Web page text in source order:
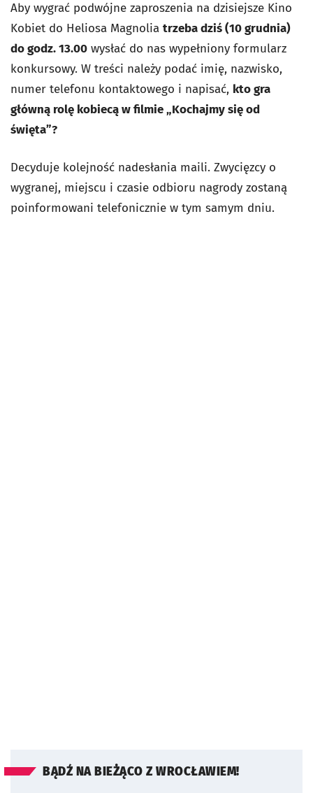
Aby wygrać podwójne zaproszenia na dzisiejsze Kino
Kobiet do Heliosa Magnolia trzeba dziś (10 grudnia)
do godz. 13.00 wysłać do nas wypełniony formularz
konkursowy. W treści należy podać imię, nazwisko,
numer telefonu kontaktowego i napisać, kto gra
główną rolę kobiecą w filmie „Kochajmy się od
święta”?
Decyduje kolejność nadesłania maili. Zwycięzcy o
wygranej, miejscu i czasie odbioru nagrody zostaną
poinformowani telefonicznie w tym samym dniu.
BĄDŹ NA BIEŻĄCO Z WROCŁAWIEM!